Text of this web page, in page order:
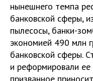
нынешнего темпа
банковской сферы,
пылесосы, банки-
экономией 490 млн
банковской сферы.
и реформировали